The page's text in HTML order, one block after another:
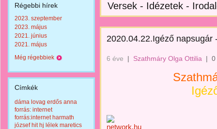
Régebbi hírek
2023. szeptember
2023. május
2021. június
2021. május
Még régebbiek
Címkék
dáma lovag erdős anna
forrás: internet
forrás:internet harmath
józsef hit hj lélek maretics
Versek - Idézetek -
2020.04.22.Igéző napsugár
6 éve | Szathmáry Olga Ottilia | 0